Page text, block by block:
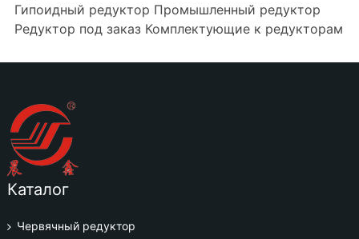
Гипоидный редуктор Промышленный редуктор
Редуктор под заказКомплектующие к редукторам
Каталог
Червячный редуктор